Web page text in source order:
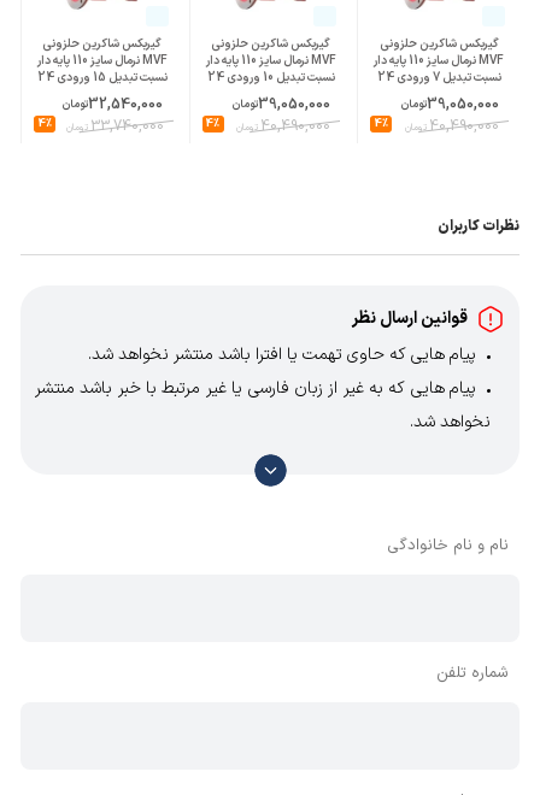
گیربکس شاکرین حلزونی
MVF نرمال سایز 110 پایه دار
نسبت تبدیل 7 ورودی 24
پوسته چدن
39,050,000تومان
40,490,000تومان 4%
گیربکس شاکرین حلزونی
MVF نرمال سایز 110 پایه دار
نسبت تبدیل 10 ورودی 24
پوسته چدن
39,050,000تومان
40,490,000تومان 4%
گیربکس شاکرین حلزونی
MVF نرمال سایز 110 پایه دار
نسبت تبدیل 15 ورودی 24
پوسته چدن
32,540,000تومان
33,740,000تومان 4%
نظرات کاربران
قوانین ارسال نظر
پیام هایی که حاوی تهمت یا افترا باشد منتشر نخواهد شد.
پیام هایی که به غیر از زبان فارسی یا غیر مرتبط با خبر باشد منتشر
نخواهد شد.
با توجه به آن که امکان موافقت یا مخالفت با محتوای نظرات
وجود دارد، معمولا نظراتی که محتوای مشابه دارند، انتشار نمی‌یابند
نام و نام خانوادگی
شماره تلفن